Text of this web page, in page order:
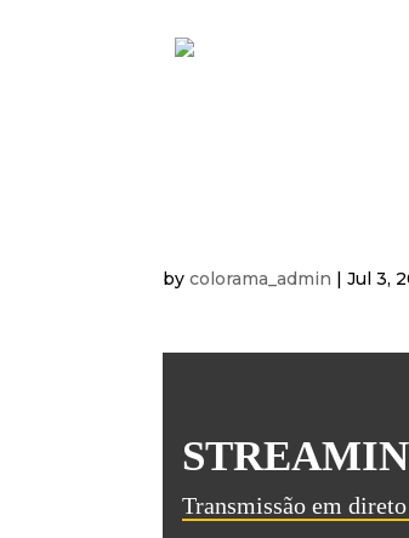
bycolorama_admin |Jul 3,
Transmissão em